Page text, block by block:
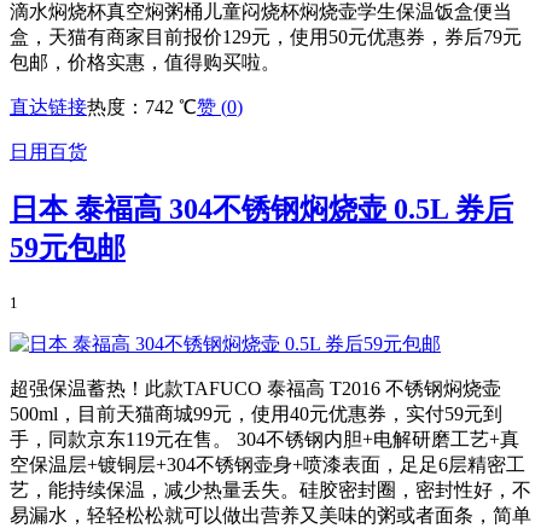
滴水焖烧杯真空焖粥桶儿童闷烧杯焖烧壶学生保温饭盒便当
盒，天猫有商家目前报价129元，使用50元优惠券，券后79元
包邮，价格实惠，值得购买啦。
直达链接热度：742 ℃赞 (0)
日用百货
日本 泰福高 304不锈钢焖烧壶 0.5L 券后
59元包邮
1
超强保温蓄热！此款TAFUCO 泰福高 T2016 不锈钢焖烧壶
500ml，目前天猫商城99元，使用40元优惠券，实付59元到
手，同款京东119元在售。 304不锈钢内胆+电解研磨工艺+真
空保温层+镀铜层+304不锈钢壶身+喷漆表面，足足6层精密工
艺，能持续保温，减少热量丢失。硅胶密封圈，密封性好，不
易漏水，轻轻松松就可以做出营养又美味的粥或者面条，简单